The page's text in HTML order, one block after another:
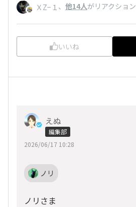
ＸZ−１ 、 他14人がリアクション
いいね
えぬ
編集部
2026/06/17 10:28
ノリ
ノリさま